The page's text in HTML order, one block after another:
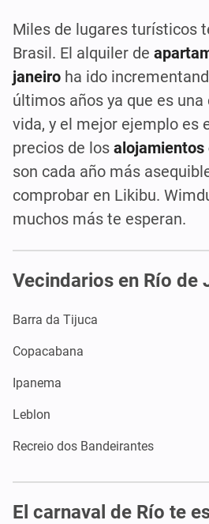
Miles de lugares turísticos
Brasil. El alquiler de
janeiro ha ido
últimos años ya que es una
vida, y el mejor ejemplo es
precios de los alojamientos
son cada año más
comprobar en Likibu.
muchos más te esperan.
Vecindarios en Río de
Barra da Tijuca
Copacabana
Ipanema
Leblon
Recreio dos Bandeirantes
El carnaval de Río te